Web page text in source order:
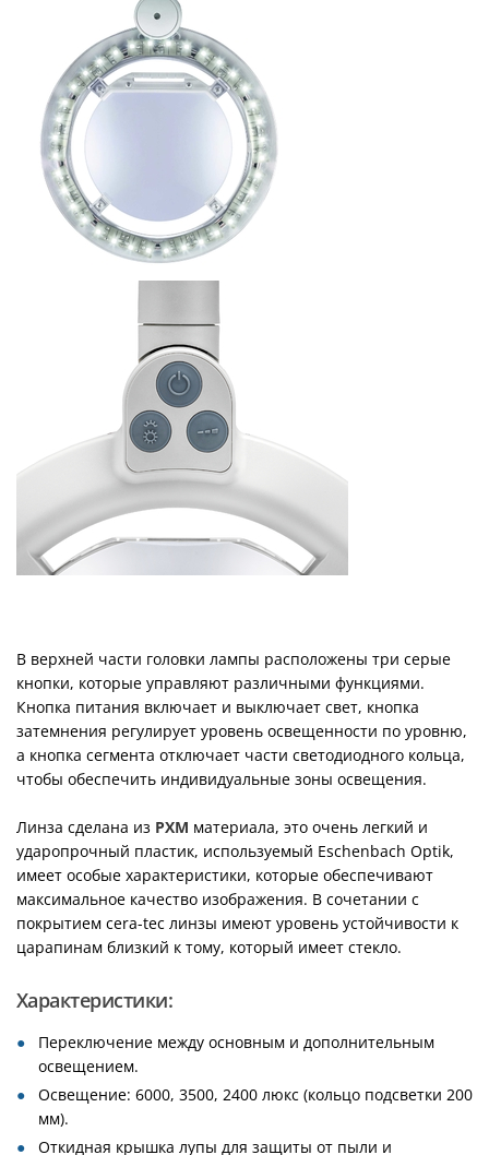
В верхней части головки лампы расположены три серые
кнопки, которые управляют различными функциями.
Кнопка питания включает и выключает свет, кнопка
затемнения регулирует уровень освещенности по уровню,
а кнопка сегмента отключает части светодиодного кольца,
чтобы обеспечить индивидуальные зоны освещения.
Линза сделана из PXM материала, это очень легкий и
ударопрочный пластик, используемый Eschenbach Optik,
имеет особые характеристики, которые обеспечивают
максимальное качество изображения. В сочетании с
покрытием cera-tec линзы имеют уровень устойчивости к
царапинам близкий к тому, который имеет стекло.
Характеристики:
Переключение между основным и дополнительным
освещением.
Освещение: 6000, 3500, 2400 люкс (кольцо подсветки 200
мм).
Откидная крышка лупы для защиты от пыли и